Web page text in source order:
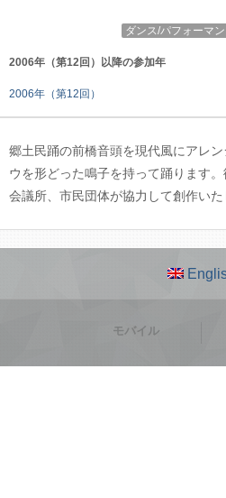
ダンス/パフォーマ
2006年（第12回）以降の参加年
2006年（第12回）
郷土民踊の前橋音頭を現代風にアレ
ウを形どった鳴子を持って踊ります
会議所、市民団体が協力して創作いた
モバイル